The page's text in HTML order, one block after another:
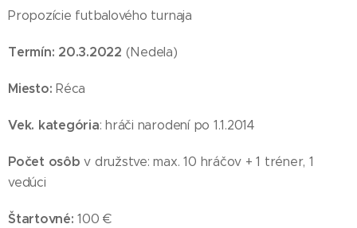
Propozície futbalového turnaja
Termín: 20.3.2022 (Nedela)
Miesto: Réca
Vek. kategória: hráči narodení po 1.1.2014
Počet osôb v družstve: max. 10 hráčov + 1 tréner, 1
vedúci
Štartovné: 100 €